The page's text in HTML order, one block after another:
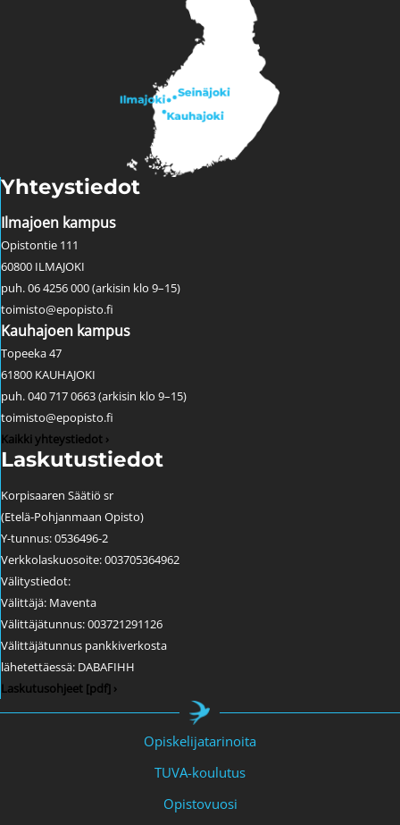
Yhteystiedot
Ilmajoen kampus
Opistontie 111
60800 ILMAJOKI
puh. 06 4256 000 (arkisin klo 9–15)
toimisto@epopisto.fi
Kauhajoen kampus
Topeeka 47
61800 KAUHAJOKI
puh. 040 717 0663 (arkisin klo 9–15)
toimisto@epopisto.fi
Kaikki yhteystiedot ›
Laskutustiedot
Korpisaaren Säätiö sr
(Etelä-Pohjanmaan Opisto)
Y-tunnus: 0536496-2
Verkkolaskuosoite: 003705364962
Välitystiedot:
Välittäjä: Maventa
Välittäjätunnus: 003721291126
Välittäjätunnus pankkiverkosta
lähetettäessä: DABAFIHH
Laskutusohjeet [pdf] ›
Opiskelijatarinoita
TUVA-koulutus
Opistovuosi